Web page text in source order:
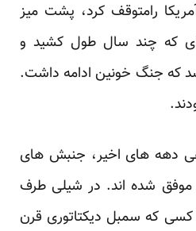
رامتوقف کرد، پشت میز
که چند سال طول کشید و
که جنگ خونین ادامه داشت.
دهه های اخیر، جنبش های
موفق شده اند. در شیلی طرف
کسی که سمبل دیکتاتوری قرن